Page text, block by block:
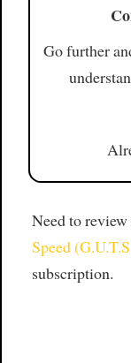
Go further
Need to
Speed
subscription.